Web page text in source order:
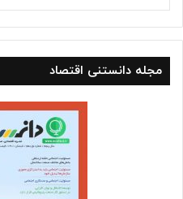
مجله دانستنی اقتصاد